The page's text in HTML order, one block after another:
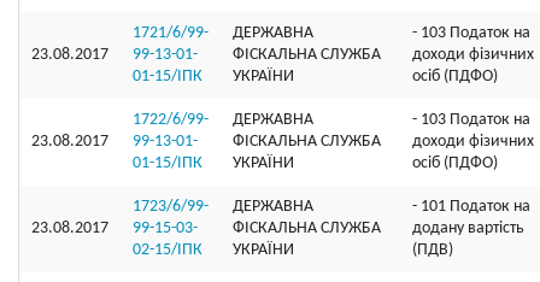
23.08.2017
1721/6/99-
99-13-01-
01-15/ІПК
ДЕРЖАВНА
ФІСКАЛЬНА СЛУЖБА
УКРАЇНИ
- 103 Податок на
доходи фізичних
осіб (ПДФО)
23.08.2017
1722/6/99-
99-13-01-
01-15/ІПК
ДЕРЖАВНА
ФІСКАЛЬНА СЛУЖБА
УКРАЇНИ
- 103 Податок на
доходи фізичних
осіб (ПДФО)
23.08.2017
1723/6/99-
99-15-03-
02-15/ІПК
ДЕРЖАВНА
ФІСКАЛЬНА СЛУЖБА
УКРАЇНИ
- 101 Податок на
додану вартість
(ПДВ)